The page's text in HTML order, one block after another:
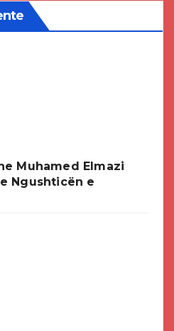
Muhamed Elmazi
Ngushticën e